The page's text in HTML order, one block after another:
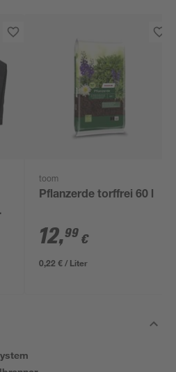
toom
Pflanzerde torffrei 60 l
12,99 €
0,22 € / Liter